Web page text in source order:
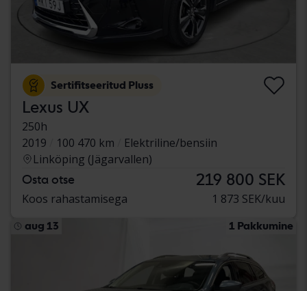
Sertifitseeritud Pluss
Lexus UX
250h
2019
100 470 km
Elektriline/bensiin
Linköping (Jägarvallen)
Osta otse 219 800 SEK
Koos rahastamisega 1 873 SEK/kuu
aug 13 1 Pakkumine